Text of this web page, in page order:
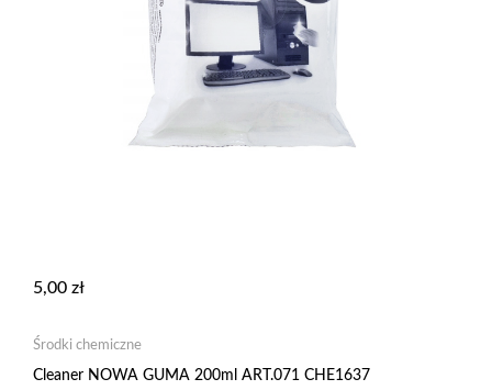
5,00 zł
Środki chemiczne
Cleaner NOWA GUMA 200ml ART.071 CHE1637